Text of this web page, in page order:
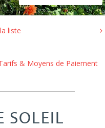
liste
& Moyens de Paiement
SOLEIL